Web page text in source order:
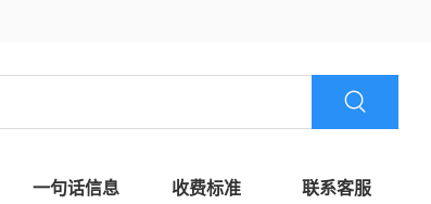
一句话信息 收费标准 联系客服